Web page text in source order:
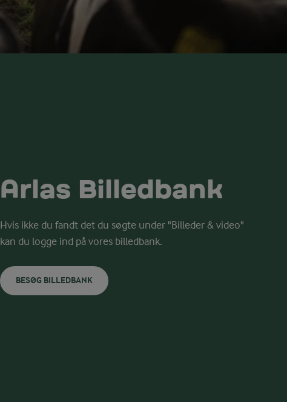
Arlas Billedbank
Hvis ikke du fandt det du søgte under "Billeder & video"
kan du logge ind på vores billedbank.
BESØG BILLEDBANK